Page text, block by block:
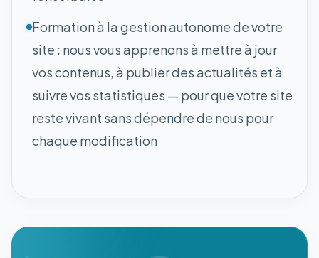
Formation à la gestion autonome de votre
site : nous vous apprenons à mettre à jour
vos contenus, à publier des actualités et à
suivre vos statistiques — pour que votre site
reste vivant sans dépendre de nous pour
chaque modification